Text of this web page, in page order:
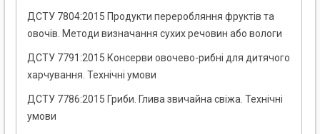
ДСТУ 7804:2015 Продукти переробляння фруктів та
овочів. Методи визначання сухих речовин або вологи
ДСТУ 7791:2015 Консерви овочево-рибні для дитячого
харчування. Технічні умови
ДСТУ 7786:2015 Гриби. Глива звичайна свіжа. Технічні
умови